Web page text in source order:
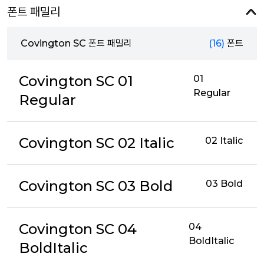
폰트 패밀리
Covington SC 폰트 패밀리 (16) 폰트
Covington SC 01
Regular
01
Regular
Covington SC 02 Italic 02 Italic
Covington SC 03 Bold 03 Bold
Covington SC 04
BoldItalic
04
BoldItalic